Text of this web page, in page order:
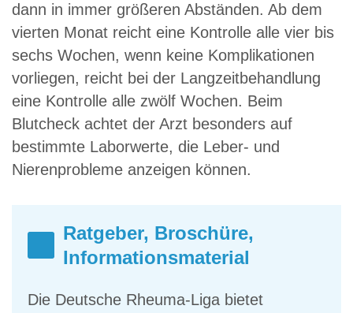
dann in immer größeren Abständen. Ab dem
vierten Monat reicht eine Kontrolle alle vier bis
sechs Wochen, wenn keine Komplikationen
vorliegen, reicht bei der Langzeitbehandlung
eine Kontrolle alle zwölf Wochen. Beim
Blutcheck achtet der Arzt besonders auf
bestimmte Laborwerte, die Leber- und
Nierenprobleme anzeigen können.
Ratgeber, Broschüre,
Informationsmaterial
Die Deutsche Rheuma-Liga bietet